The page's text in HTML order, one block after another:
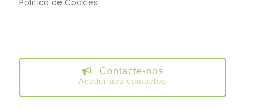
Política de Cookies
Contacte-nos
Aceder aos contactos